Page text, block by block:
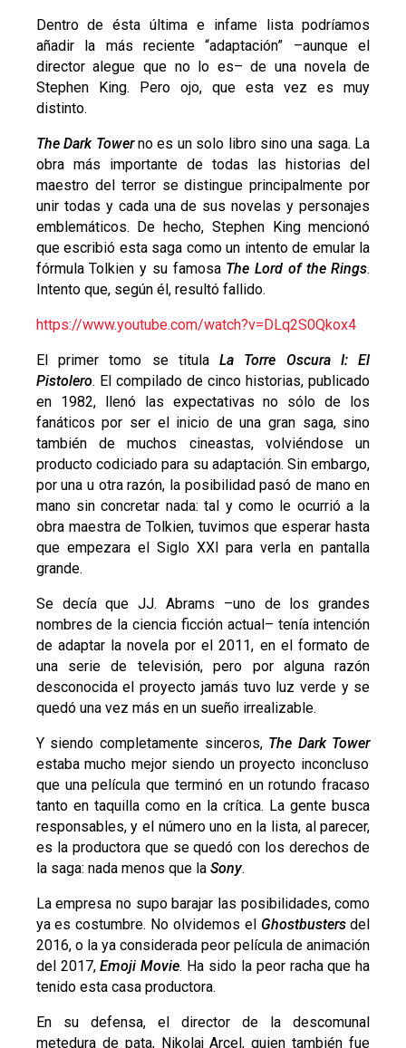
Dentro de ésta última e infame lista podríamos
añadir la más reciente “adaptación” –aunque el
director alegue que no lo es– de una novela de
Stephen King. Pero ojo, que esta vez es muy
distinto.
The Dark Towerno es un solo libro sino una saga. La
obra más importante de todas las historias del
maestro del terror se distingue principalmente por
unir todas y cada una de sus novelas y personajes
emblemáticos. De hecho, Stephen King mencionó
que escribió esta saga como un intento de emular la
fórmula Tolkien y su famosa The Lord of the Rings.
Intento que, según él, resultó fallido.
https://www.youtube.com/watch?v=DLq2S0Qkox4
El primer tomo se titulaLa Torre Oscura I: El
Pistolero. El compilado de cinco historias, publicado
en 1982, llenó las expectativas no sólo de los
fanáticos por ser el inicio de una gran saga, sino
también de muchos cineastas, volviéndose un
producto codiciado para su adaptación. Sin embargo,
por una u otra razón, la posibilidad pasó de mano en
mano sin concretar nada: tal y como le ocurrió a la
obra maestra de Tolkien, tuvimos que esperar hasta
que empezara el Siglo XXI para verla en pantalla
grande.
Se decía que JJ. Abrams –uno de los grandes
nombres de la ciencia ficción actual– tenía intención
de adaptar la novela por el 2011, en el formato de
una serie de televisión, pero por alguna razón
desconocida el proyecto jamás tuvo luz verde y se
quedó una vez más en un sueño irrealizable.
Y siendo completamente sinceros, The Dark Tower
estaba mucho mejor siendo un proyecto inconcluso
que una película que terminó en un rotundo fracaso
tanto en taquilla como en la crítica. La gente busca
responsables, y el número uno en la lista, al parecer,
es la productora que se quedó con los derechos de
la saga: nada menos que la Sony.
La empresa no supo barajar las posibilidades, como
ya es costumbre. No olvidemos el Ghostbustersdel
2016, o la ya considerada peor película de animación
del 2017,Emoji Movie. Ha sido la peor racha que ha
tenido esta casa productora.
En su defensa, el director de la descomunal
metedura de pata, Nikolaj Arcel, quien también fue